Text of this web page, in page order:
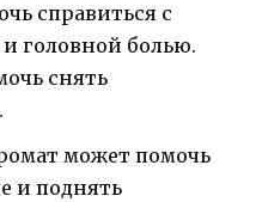
справиться с
головной болью.
снять
может помочь
и поднять